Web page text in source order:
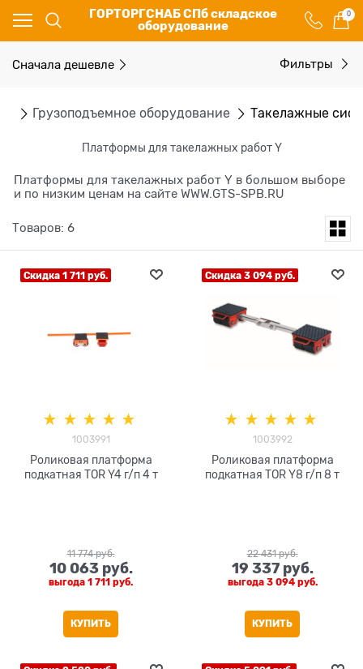
ГОРТОРГСНАБ СПб складское
оборудование
0
Грузоподъемное оборудование Такелажные
Платформы для такелажных работ Y
Платформы для такелажных работ Y в большом выборе
и по низким ценам на сайте WWW.GTS-SPB.RU
Сначала дешевле Фильтры
Товаров: 6
Скидка 1 711 руб.
1003991
Роликовая платформа
подкатная TOR Y4 г/п 4 т
11 774 руб.
10 063 руб.
выгода 1 711 руб.
КУПИТЬ
Скидка 3 094 руб.
1003992
Роликовая платформа
подкатная TOR Y8 г/п 8 т
22 431 руб.
19 337 руб.
выгода 3 094 руб.
КУПИТЬ